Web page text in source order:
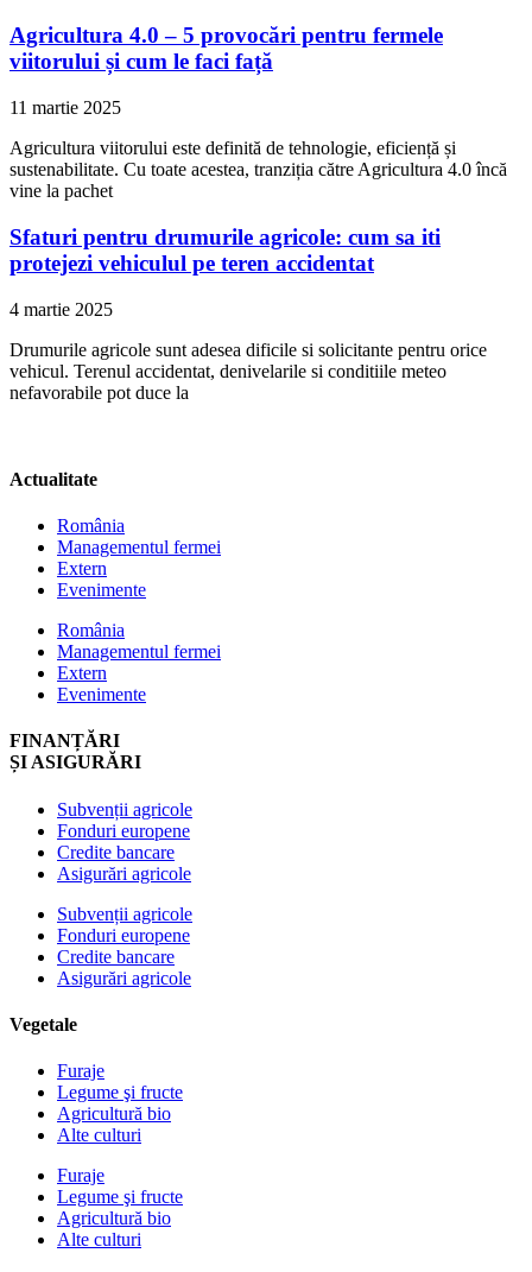
Agricultura 4.0 – 5 provocări pentru fermele
viitorului și cum le faci față
11 martie 2025
Agricultura viitorului este definită de tehnologie, eficiență și
sustenabilitate. Cu toate acestea, tranziția către Agricultura 4.0 încă
vine la pachet
Sfaturi pentru drumurile agricole: cum sa iti
protejezi vehiculul pe teren accidentat
4 martie 2025
Drumurile agricole sunt adesea dificile si solicitante pentru orice
vehicul. Terenul accidentat, denivelarile si conditiile meteo
nefavorabile pot duce la
Actualitate
România
Managementul fermei
Extern
Evenimente
România
Managementul fermei
Extern
Evenimente
FINANȚĂRI
ȘI ASIGURĂRI
Subvenții agricole
Fonduri europene
Credite bancare
Asigurări agricole
Subvenții agricole
Fonduri europene
Credite bancare
Asigurări agricole
Vegetale
Furaje
Legume şi fructe
Agricultură bio
Alte culturi
Furaje
Legume şi fructe
Agricultură bio
Alte culturi